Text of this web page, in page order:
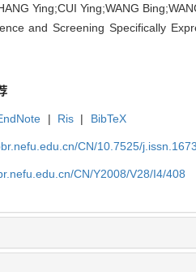
Ying;CUI Ying;WANG
and Screening Specifically
| Ris | BibTeX
CN/10.7525/
CN/Y2008/V28/I4/408